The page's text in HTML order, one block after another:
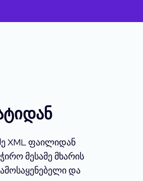
XML ფაილიდან
მესამე მხარის
და